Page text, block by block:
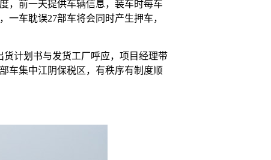
，前一天提供车辆信息，装车时每车
车耽误27部车将会同时产生押车，
计划书与发货工厂呼应，项目经理带
车集中江阴保税区，有秩序有制度顺